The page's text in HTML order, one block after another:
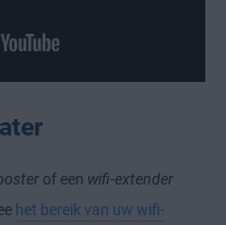
of een wifi-extender
het bereik van uw wifi-